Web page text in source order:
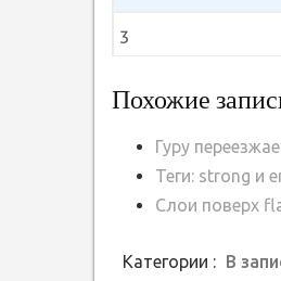
ʒ
Похожие
Гуру
Теги: strong и
Слои поверх
Категории : В